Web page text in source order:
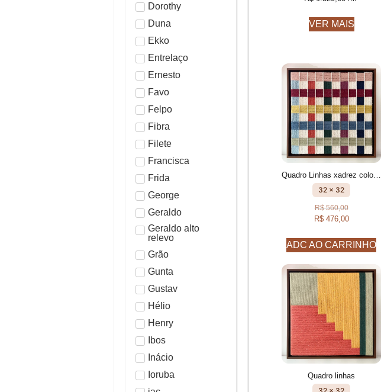
Dorothy
Duna
Ekko
Entrelaço
Ernesto
Favo
Felpo
Fibra
Filete
Francisca
Frida
George
Geraldo
Geraldo alto
relevo
Grão
Gunta
Gustav
Hélio
Henry
Ibos
Inácio
Ioruba
VER MAIS
Quadro Linhas xadrez colorido
32 x 32
R$560,00
R$476,00
ADC AO CARRINHO
Quadro linhas
32 x 32